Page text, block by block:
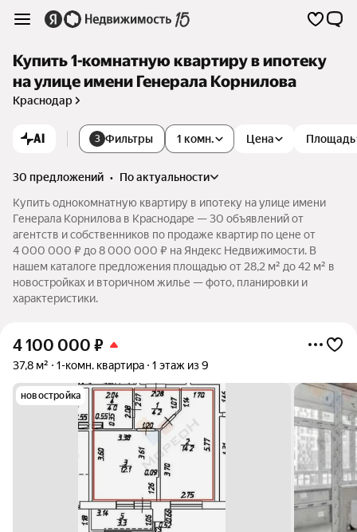
Купить 1-комнатную квартиру в ипотеку
на улице имени Генерала Корнилова
Краснодар
AI 3 Фильтры 1 комн. Цена Площадь
30 предложений •
по актуальности
Купить однокомнатную квартиру в ипотеку на улице имени
Генерала Корнилова в Краснодаре — 30 объявлений от
агентств и собственников по продаже квартир по цене от
4 000 000 ₽ до 8 000 000 ₽ на Яндекс Недвижимости. В
нашем каталоге предложения площадью от 28,2 м² до 42 м² в
новостройках и вторичном жилье — фото, планировки и
характеристики.
4 100 000 ₽
37,8 м² 1-комн. квартира 1 этаж из 9
новостройка